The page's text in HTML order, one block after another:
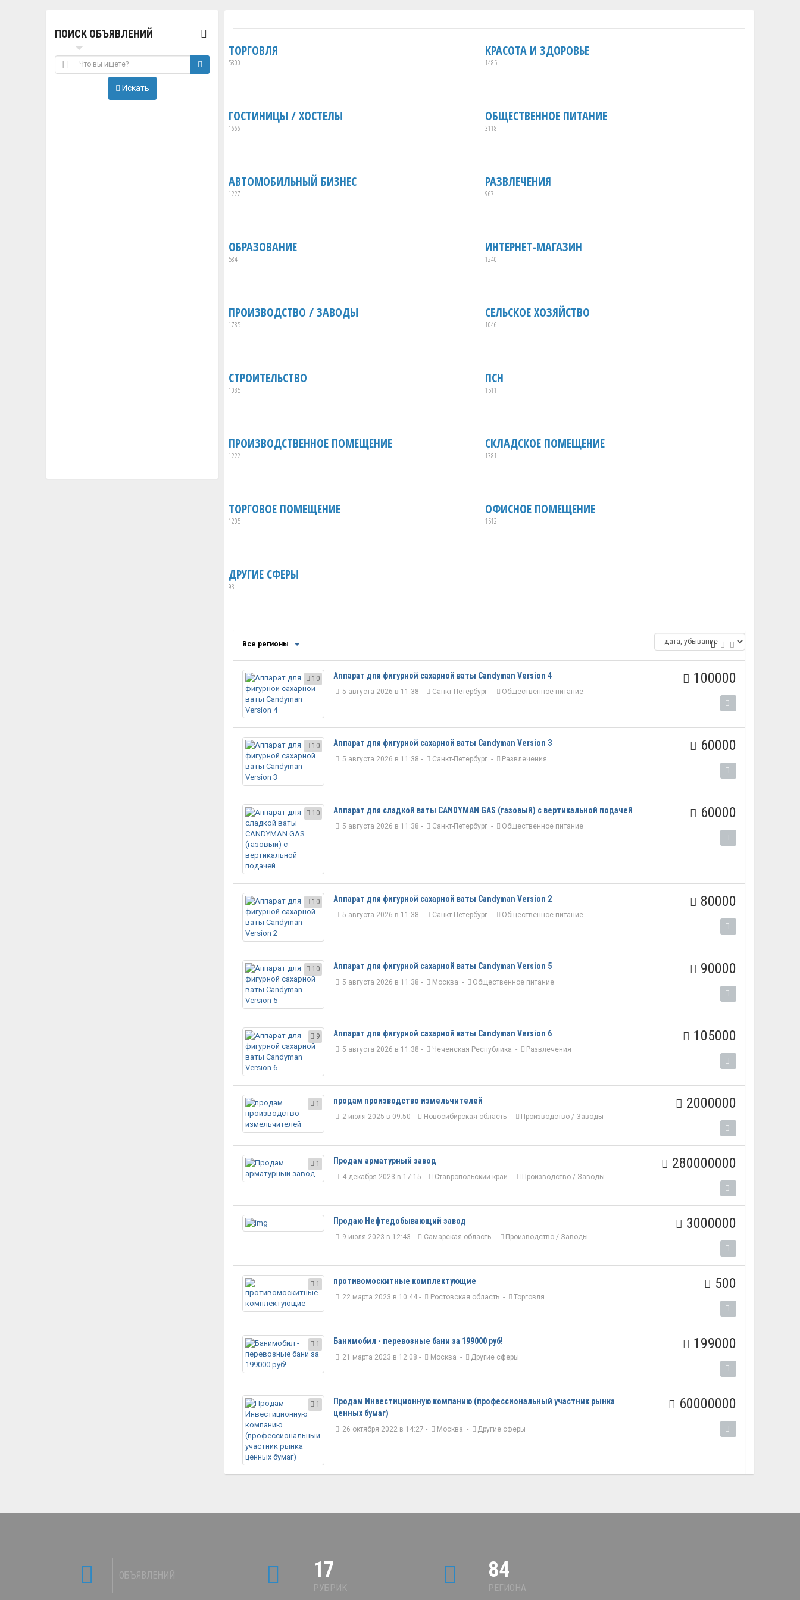
ПОИСК ОБЪЯВЛЕНИЙ
Искать
ТОРГОВЛЯ
5800
КРАСОТА И ЗДОРОВЬЕ
1485
ГОСТИНИЦЫ / ХОСТЕЛЫ
1666
ОБЩЕСТВЕННОЕ ПИТАНИЕ
3118
АВТОМОБИЛЬНЫЙ БИЗНЕС
1227
РАЗВЛЕЧЕНИЯ
967
ОБРАЗОВАНИЕ
584
ИНТЕРНЕТ-МАГАЗИН
1240
ПРОИЗВОДСТВО / ЗАВОДЫ
1785
СЕЛЬСКОЕ ХОЗЯЙСТВО
1046
СТРОИТЕЛЬСТВО
1085
ПСН
1511
ПРОИЗВОДСТВЕННОЕ ПОМЕЩЕНИЕ
1222
СКЛАДСКОЕ ПОМЕЩЕНИЕ
1381
ТОРГОВОЕ ПОМЕЩЕНИЕ
1205
ОФИСНОЕ ПОМЕЩЕНИЕ
1512
ДРУГИЕ СФЕРЫ
93
Все регионы
10 Аппарат для фигурной сахарной ваты Candyman Version 4
5 августа 2026 в 11:38 - Санкт-Петербург - Общественное питание
100000
10 Аппарат для фигурной сахарной ваты Candyman Version 3
5 августа 2026 в 11:38 - Санкт-Петербург - Развлечения
60000
10 Аппарат для сладкой ваты CANDYMAN GAS (газовый) с вертикальной подачей
5 августа 2026 в 11:38 - Санкт-Петербург - Общественное питание
60000
10 Аппарат для фигурной сахарной ваты Candyman Version 2
5 августа 2026 в 11:38 - Санкт-Петербург - Общественное питание
80000
10 Аппарат для фигурной сахарной ваты Candyman Version 5
5 августа 2026 в 11:38 - Москва - Общественное питание
90000
9 Аппарат для фигурной сахарной ваты Candyman Version 6
5 августа 2026 в 11:38 - Чеченская Республика - Развлечения
105000
1 продам производство измельчителей
2 июля 2025 в 09:50 - Новосибирская область - Производство / Заводы
2000000
1 Продам арматурный завод
4 декабря 2023 в 17:15 - Ставропольский край - Производство / Заводы
280000000
Продаю Нефтедобывающий завод
9 июля 2023 в 12:43 - Самарская область - Производство / Заводы
3000000
1 противомоскитные комплектующие
22 марта 2023 в 10:44 - Ростовская область - Торговля
500
1 Банимобил - перевозные бани за 199000 руб!
21 марта 2023 в 12:08 - Москва - Другие сферы
199000
1
Продам Инвестиционную компанию (профессиональный участник рынка
ценных бумаг)
26 октября 2022 в 14:27 - Москва - Другие сферы
60000000
ОБЪЯВЛЕНИЙ 17
РУБРИК
84
РЕГИОНА